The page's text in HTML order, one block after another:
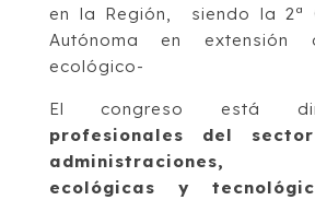
en la Región, siendo la 2ª
Autónoma en extensión
ecológico-
El congreso está
profesionales del
administraciones,
ecológicas y